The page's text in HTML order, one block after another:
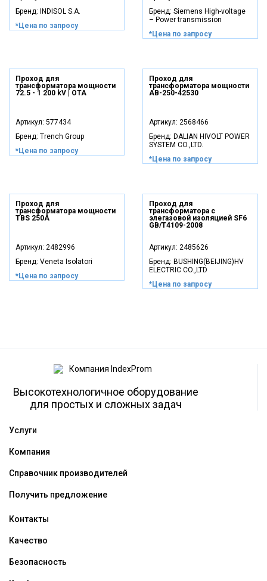
Бренд:
INDISOL S.A.
*Цена по запросу
Бренд: Siemens High-voltage
– Power transmission
*Цена по запросу
Проход для
трансформатора мощности
72.5 - 1 200 kV | OTA
Артикул: 577434
Бренд: Trench Group
*Цена по запросу
Проход для
трансформатора мощности
AB-250-42530
Артикул: 2568466
Бренд: DALIAN HIVOLT POWER
SYSTEM CO.,LTD.
*Цена по запросу
Проход для
трансформатора мощности
TBS 250A
Артикул: 2482996
Бренд: Veneta Isolatori
*Цена по запросу
Проход для
трансформатора с
элегазовой изоляцией SF6
GB/T4109-2008
Артикул: 2485626
Бренд: BUSHING(BEIJING)HV
ELECTRIC CO.,LTD
*Цена по запросу
Высокотехнологичное оборудование
для простых и сложных задач
Услуги
Компания
Справочник производителей
Получить предложение
Контакты
Качество
Безопасность